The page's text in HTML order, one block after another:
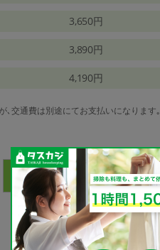
3,650円
3,890円
4,190円
､交通費は別途にてお支払いになります｡